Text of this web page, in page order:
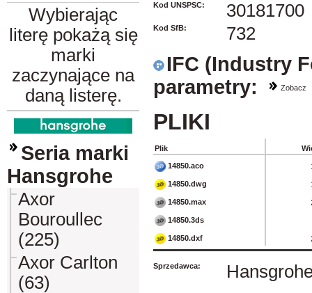
Wybierając
literę pokażą się
marki
zaczynające na
daną listerę.
Seria marki
Hansgrohe
Axor
Bouroullec
(225)
Axor Carlton
(63)
Kod UNSPSC: 30181700
Kod SfB: 732
IFC (Industry
parametry:
Zobacz
PLIKI
Plik
14850.aco
14850.dwg
14850.max
14850.3ds
14850.dxf
Sprzedawca: